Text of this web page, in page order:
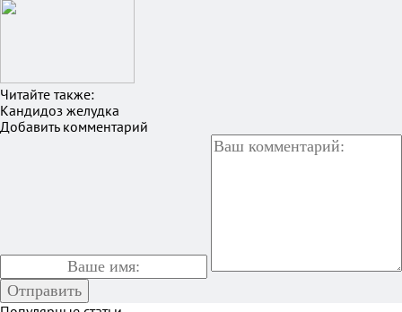
Читайте также:
Кандидоз желудка
Добавить комментарий